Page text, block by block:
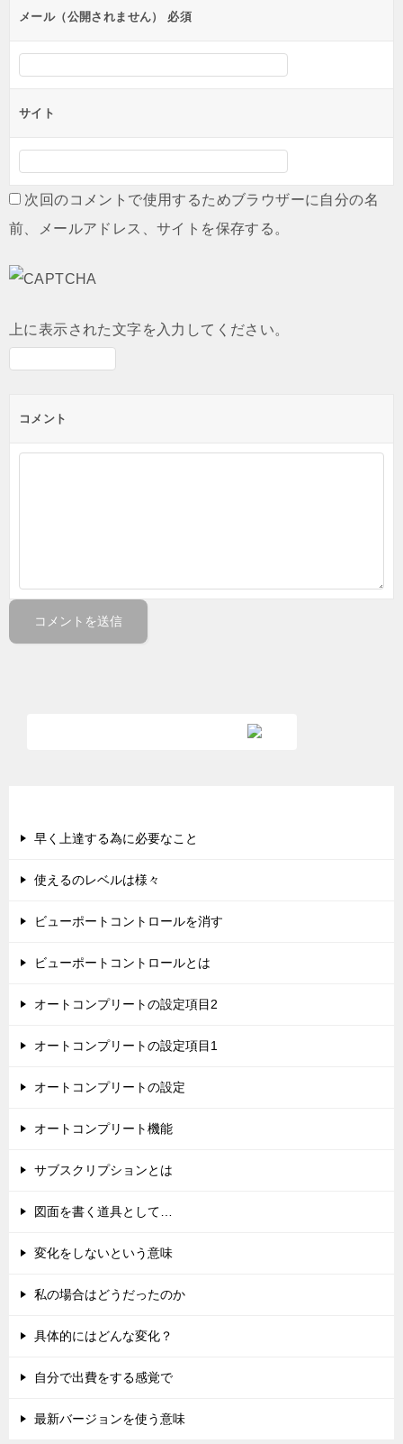
ンメール（公開されません） 必須
サイト
次回のコメントで使用するためブラウザーに自分の名
前、メールアドレス、サイトを保存する。
上に表示された文字を入力してください。
コメント
早く上達する為に必要なこと
使えるのレベルは様々
ビューポートコントロールを消す
ビューポートコントロールとは
オートコンプリートの設定項目2
オートコンプリートの設定項目1
オートコンプリートの設定
オートコンプリート機能
サブスクリプションとは
図面を書く道具として…
変化をしないという意味
私の場合はどうだったのか
具体的にはどんな変化？
自分で出費をする感覚で
最新バージョンを使う意味